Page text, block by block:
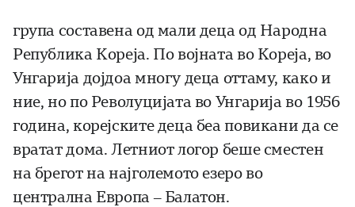
група составена од мали деца од Народна
Република Кореја. По војната во Кореја, во
Унгарија дојдоа многу деца оттаму, како и
ние, но по Револуцијата во Унгарија во 1956
година, корејските деца беа повикани да се
вратат дома. Летниот логор беше сместен
на брегот на најголемото езеро во
централна Европа – Балатон.